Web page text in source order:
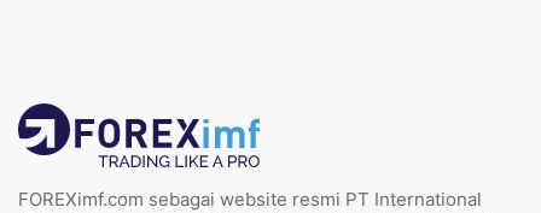
FOREXimf.com sebagai website resmi PT International